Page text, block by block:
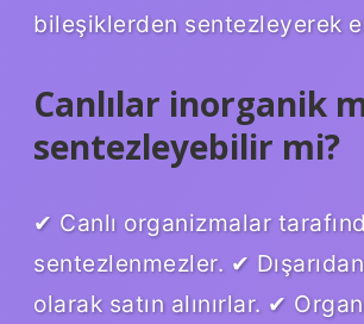
bileşiklerden sentezleyerek
Canlılar inorganik
sentezleyebilir mi?
✔ Canlı organizmalar
sentezlenmezler. ✔
olarak satın alınırlar. ✔